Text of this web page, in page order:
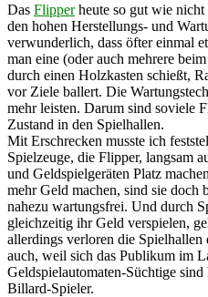
Das Flipperheute so gut wie nicht
den hohen Herstellungs- und
verwunderlich, dass öfter einmal
man eine (oder auch mehrere
durch einen Holzkasten schießt,
vor Ziele ballert. Die
mehr leisten. Darum sind soviele
Zustand in den Spielhallen.
Mit Erschrecken musste ich
Spielzeuge, die Flipper, langsam
und Geldspielgeräten Platz
mehr Geld machen, sind sie
nahezu wartungsfrei. Und durch
gleichzeitig ihr Geld verspielen,
allerdings verloren die Spielhallen
auch, weil sich das Publikum im
Geldspielautomaten-Süchtige
Billard-Spieler.